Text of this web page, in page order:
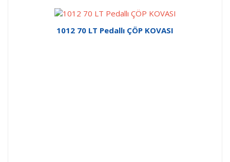
1012 70 LT Pedallı ÇÖP KOVASI